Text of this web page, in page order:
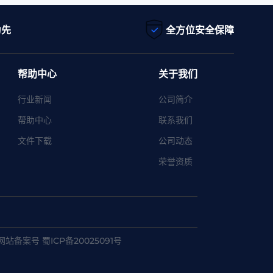
全方位安全保障
帮助中心
行业新闻
帮助中心
文件下载
关于我们
公司简介
联系我们
公司动态
荣誉资质
站备案号 蜀ICP备20025091号